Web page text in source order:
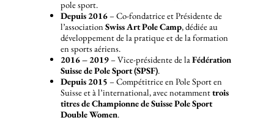
pole sport.
Depuis 2016 – Co-fondatrice et Présidente de
l’associationSwiss Art Pole Camp, dédiée au
développement de la pratique et de la formation
en sports aériens.
2016 – 2019 – Vice-présidente de laFédération
Suisse de Pole Sport (SPSF).
Depuis 2015 – Compétitrice en Pole Sport en
Suisse et à l’international, avec notammenttrois
titres de Championne de Suisse Pole Sport
Double Women.